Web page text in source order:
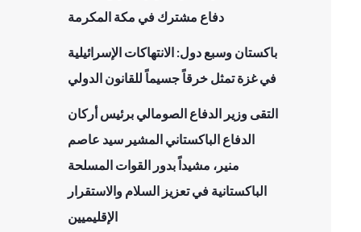
دفاع مشترك في مكة المكرمة
باكستان وسبع دول: الانتهاكات الإسرائيلية
في غزة تمثل خرقاً جسيماً للقانون الدولي
التقى وزير الدفاع الصومالي برئيس أركان
الدفاع الباكستاني المشير سيد عاصم
منير، مشيداً بدور القوات المسلحة
الباكستانية في تعزيز السلام والاستقرار
الإقليميين